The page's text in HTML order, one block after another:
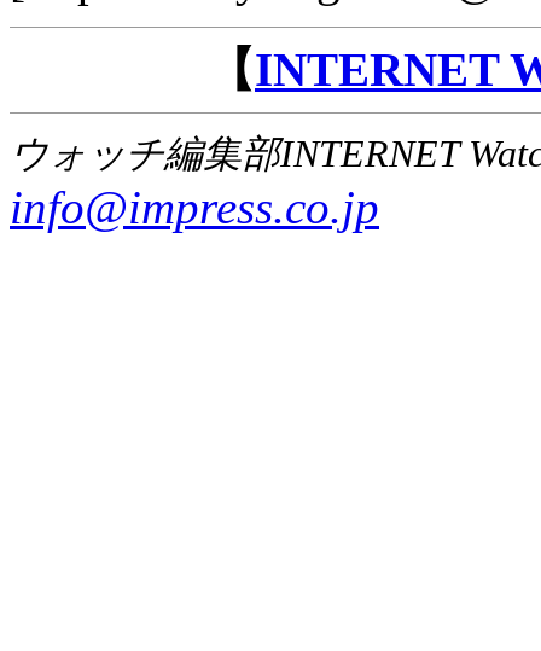
【INTERNET
ウォッチ編集部INTERNET
info@impress.co.jp